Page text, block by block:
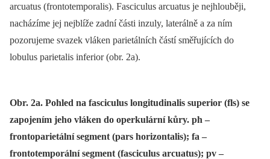
arcuatus (frontotemporalis). Fasciculus arcuatus je nejhlouběji,
nacházíme jej nejblíže zadní části inzuly, laterálně a za ním
pozorujeme svazek vláken parietálních částí směřujících do
lobulus parietalis inferior (obr. 2a).
Obr. 2a. Pohled na fasciculus longitudinalis superior (fls) se
zapojením jeho vláken do operkulární kůry. ph –
frontoparietální segment (pars horizontalis); fa –
frontotemporální segment (fasciculus arcuatus); pv –